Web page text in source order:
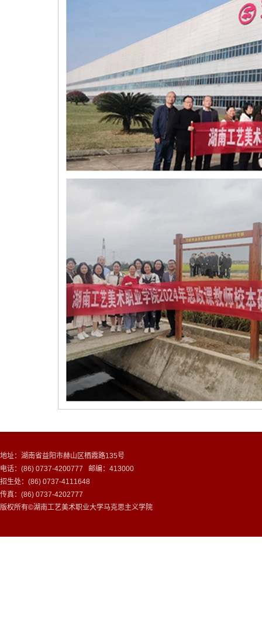
地址：湖南省益阳市赫山区栖霞路135号
电话：(86) 0737-4200777 邮编：413000
招生处：(86) 0737-4111648
传真：(86) 0737-4202777
版权所有©湖南工艺美术职业大学马克思主义学院